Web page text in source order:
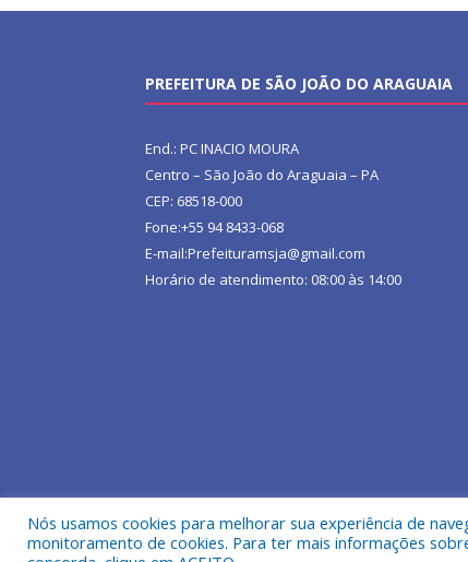
PREFEITURA DE SÃO JOÃO DO ARAGUAIA
End.: PC INACIO MOURA
Centro – São João do Araguaia – PA
CEP: 68518-000
Fone:+55 94 8433-068
E-mail:Prefeituramsja@gmail.com
Horário de atendimento: 08:00 às 14:00
Todos os direitos reservados a Prefeitura
Nós usamos cookies para melhorar sua experiência de
monitoramento de cookies. Para ter mais informações